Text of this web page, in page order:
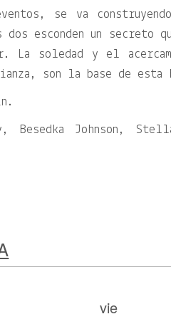
se va
esconden un secreto
La soledad y el
son la base de
Besedka Johnson,
vie